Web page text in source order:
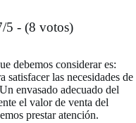
5 - (8 votos)
debemos considerar es:
satisfacer las necesidades de
envasado adecuado del
el valor de venta del
prestar atención.